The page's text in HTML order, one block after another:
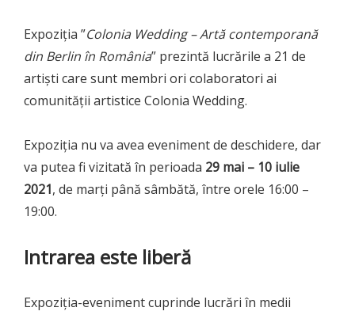
Expoziția ”Colonia Wedding – Artă contemporană
din Berlin în România” prezintă lucrările a 21 de
artiști care sunt membri ori colaboratori ai
comunității artistice Colonia Wedding.
Expoziția nu va avea eveniment de deschidere, dar
va putea fi vizitată în perioada 29 mai – 10 iulie
2021, de marți până sâmbătă, între orele 16:00 –
19:00.
Intrarea este liberă
Expoziția-eveniment cuprinde lucrări în medii